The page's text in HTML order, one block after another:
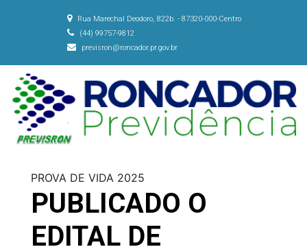
Rua Marechal Deodoro, 822b. - 87320-000-Centro
(44) 99757-9812
previsron@roncador.pr.gov.br
PROVA DE VIDA 2025
PUBLICADO O
EDITAL DE